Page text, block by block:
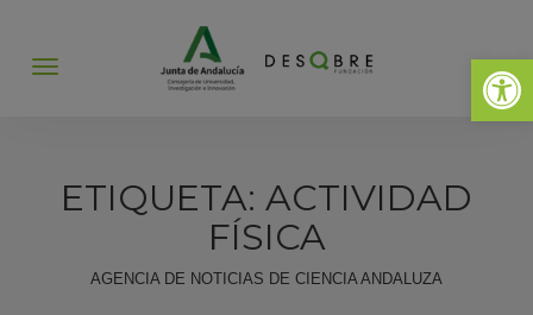
Abrir
Abrir
ETIQUETA: ACTIVIDAD
FÍSICA
AGENCIA DE NOTICIAS DE CIENCIA ANDALUZA